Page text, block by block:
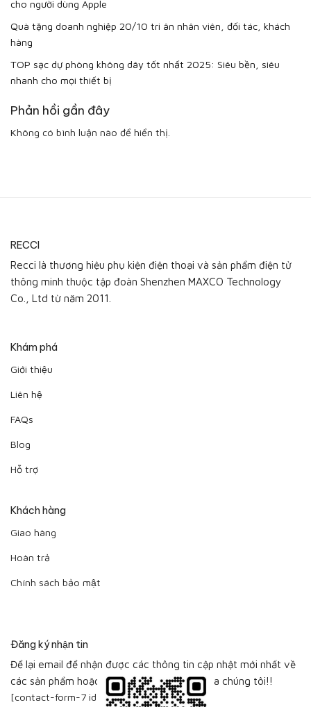
cho người dùng Apple
Quà tặng doanh nghiệp 20/10 tri ân nhân viên, đối tác, khách
hàng
TOP sạc dự phòng không dây tốt nhất 2025: Siêu bền, siêu
nhanh cho mọi thiết bị
Phản hồi gần đây
Không có bình luận nào để hiển thị.
RECCI
Recci là thương hiệu phụ kiện điện thoại và sản phẩm điện tử
thông minh thuộc tập đoàn Shenzhen MAXCO Technology
Co., Ltd từ năm 2011.
Khám phá
Giới thiệu
Liên hệ
FAQs
Blog
Hỗ trợ
Khách hàng
Giao hàng
Hoàn trả
Chính sách bảo mật
Đăng ký nhận tin
Để lại email để nhận được các thông tin cập nhật mới nhất về
các sản phẩm hoặc bộ sưu tập sản phẩm của chúng tôi!!
[contact-form-7 id="115"]